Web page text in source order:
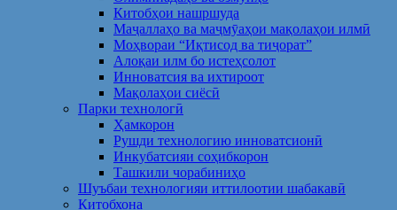
Китобҳои нашршуда
Маҷаллаҳо ва маҷмӯаҳои мақолаҳои илмӣ
Моҳвораи “Иқтисод ва тиҷорат”
Алоқаи илм бо истеҳсолот
Инноватсия ва ихтироот
Мақолаҳои сиёсӣ
Парки технологӣ
Ҳамкорон
Рушди технологию инноватсионӣ
Инкубатсияи соҳибкорон
Ташкили чорабиниҳо
Шуъбаи технологияи иттилоотии шабакавӣ
Китобхона